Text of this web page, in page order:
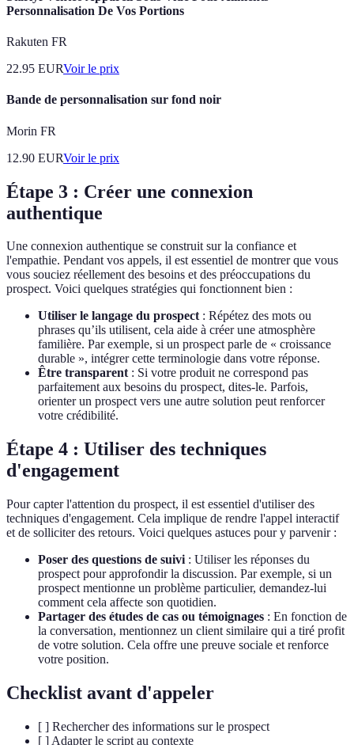
Personnalisation De Vos Portions
Rakuten FR
22.95 EURVoir le prix
Bande de personnalisation sur fond noir
Morin FR
12.90 EURVoir le prix
Étape 3 : Créer une connexion
authentique
Une connexion authentique se construit sur la confiance et
l'empathie. Pendant vos appels, il est essentiel de montrer que vous
vous souciez réellement des besoins et des préoccupations du
prospect. Voici quelques stratégies qui fonctionnent bien :
Utiliser le langage du prospect: Répétez des mots ou
phrases qu’ils utilisent, cela aide à créer une atmosphère
familière. Par exemple, si un prospect parle de « croissance
durable », intégrer cette terminologie dans votre réponse.
Être transparent: Si votre produit ne correspond pas
parfaitement aux besoins du prospect, dites-le. Parfois,
orienter un prospect vers une autre solution peut renforcer
votre crédibilité.
Étape 4 : Utiliser des techniques
d'engagement
Pour capter l'attention du prospect, il est essentiel d'utiliser des
techniques d'engagement. Cela implique de rendre l'appel interactif
et de solliciter des retours. Voici quelques astuces pour y parvenir :
Poser des questions de suivi : Utiliser les réponses du
prospect pour approfondir la discussion. Par exemple, si un
prospect mentionne un problème particulier, demandez-lui
comment cela affecte son quotidien.
Partager des études de cas ou témoignages : En fonction de
la conversation, mentionnez un client similaire qui a tiré profit
de votre solution. Cela offre une preuve sociale et renforce
votre position.
Checklist avant d'appeler
[ ] Rechercher des informations sur le prospect
[ ] Adapter le script au contexte